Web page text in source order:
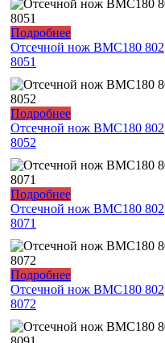
Подробнее
Отсечной нож ВМС180 802
8051
Подробнее
Отсечной нож ВМС180 802
8052
Подробнее
Отсечной нож ВМС180 802
8071
Подробнее
Отсечной нож ВМС180 802
8072